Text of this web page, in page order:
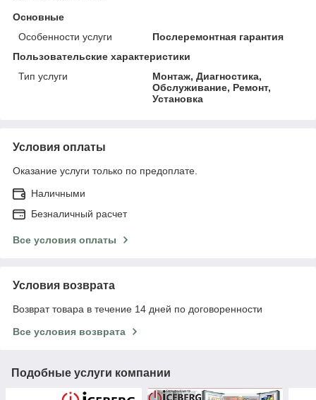
Основные
Особенности услуги
Послеремонтная гарантия
Пользовательские характеристики
Тип услуги
Монтаж, Диагностика,
Обслуживание, Ремонт,
Установка
Условия оплаты
Оказание услуги только по предоплате.
Наличными
Безналичный расчет
Все условия оплаты
Условия возврата
Возврат товара в течение 14 дней по договоренности
Все условия возврата
Подобные услуги компании